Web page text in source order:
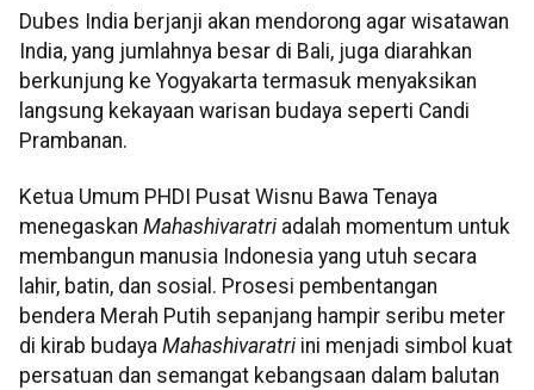
Dubes India berjanji akan mendorong agar wisatawan
India, yang jumlahnya besar di Bali, juga diarahkan
berkunjung ke Yogyakarta termasuk menyaksikan
langsung kekayaan warisan budaya seperti Candi
Prambanan.
Ketua Umum PHDI Pusat Wisnu Bawa Tenaya
menegaskan Mahashivaratri adalah momentum untuk
membangun manusia Indonesia yang utuh secara
lahir, batin, dan sosial. Prosesi pembentangan
bendera Merah Putih sepanjang hampir seribu meter
di kirab budaya Mahashivaratri ini menjadi simbol kuat
persatuan dan semangat kebangsaan dalam balutan